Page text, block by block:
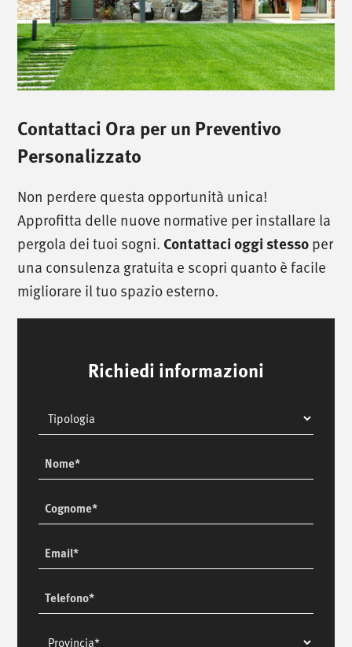
Contattaci Ora per un Preventivo
Personalizzato
Non perdere questa opportunità unica!
Approfitta delle nuove normative per installare la
pergola dei tuoi sogni.Contattaci oggi stessoper
una consulenza gratuita e scopri quanto è facile
migliorare il tuo spazio esterno.
Richiedi informazioni
Tipologia
Nome
Cognome
Email
Telefono
Provincia